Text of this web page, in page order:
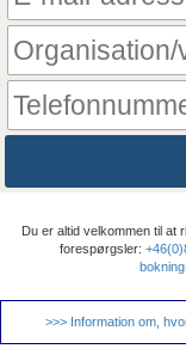
Du er altid velkommen til at
forespørgsler:
>>> Information om,